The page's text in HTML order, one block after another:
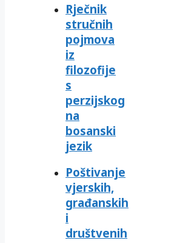
Rječnik
stručnih
pojmova
iz
filozofije
s
perzijskog
na
bosanski
jezik
Poštivanje
vjerskih,
građanskih
i
društvenih